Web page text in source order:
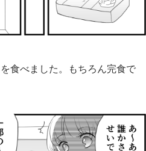
を食べました。もちろん完食で